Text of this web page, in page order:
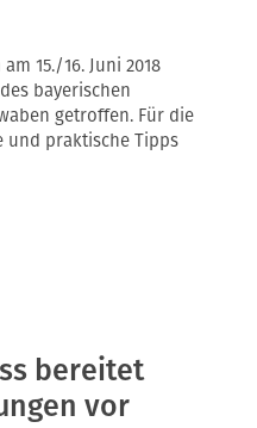
15./16. Juni 2018
bayerischen
getroffen. Für die
und praktische Tipps
bereitet
vor